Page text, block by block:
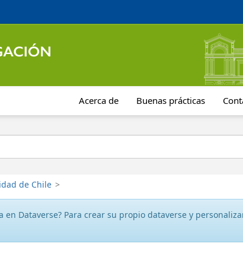
Acerca de Buenas prácticas
de Chile >
en Dataverse? Para crear su propio dataverse y